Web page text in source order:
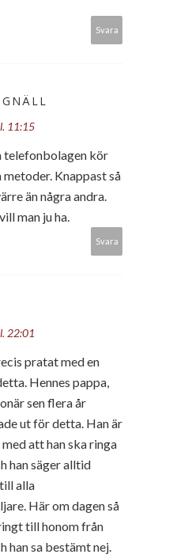
Svara
11:15
telefonbolagen kör
Knappast så
än några andra.
man ju ha.
Svara
22:01
pratat med en
Hennes pappa,
sen flera år
ut för detta. Han är
att han ska ringa
han säger alltid
alla
Här om dagen så
till honom från
han sa bestämt nej.